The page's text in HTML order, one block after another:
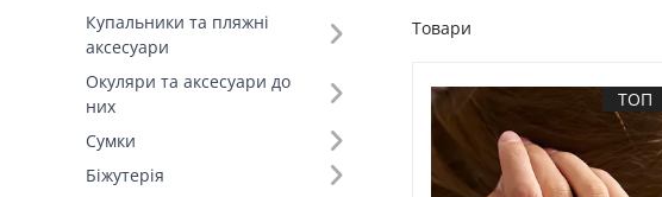
Купальники та пляжні
аксесуари
Окуляри та аксесуари до
них
Сумки
Біжутерія
Фільтр
Ціна
SALE
Товари
ТОП